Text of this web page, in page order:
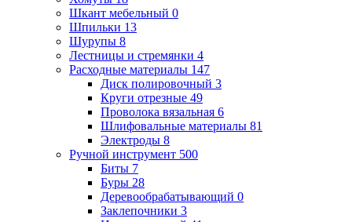
Шкант мебельный 0
Шпильки 13
Шурупы 8
Лестницы и стремянки 4
Расходные материалы 147
Диск полировочный 3
Круги отрезные 49
Проволока вязальная 6
Шлифовальные материалы 81
Электроды 8
Ручной инструмент 500
Биты 7
Буры 28
Деревообрабатывающий 0
Заклепочники 3